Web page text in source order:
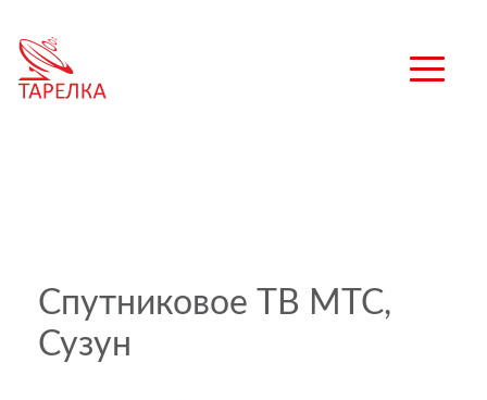
Спутниковое ТВ МТС,
Сузун